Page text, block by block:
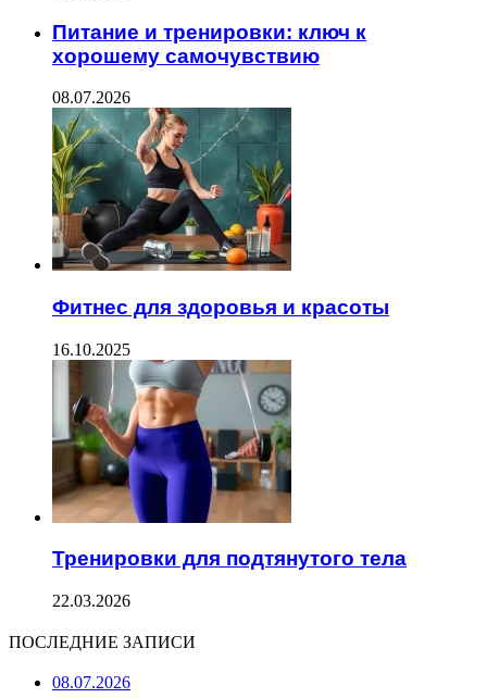
Питание и тренировки: ключ к
хорошему самочувствию
08.07.2026
Фитнес для здоровья и красоты
16.10.2025
Тренировки для подтянутого тела
22.03.2026
ПОСЛЕДНИЕ ЗАПИСИ
08.07.2026